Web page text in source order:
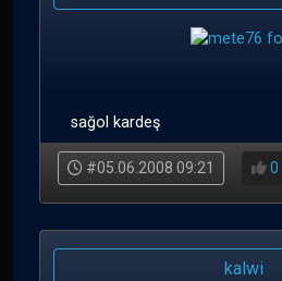
sağol kardeş
#05.06.2008 09:21 0
kalwi